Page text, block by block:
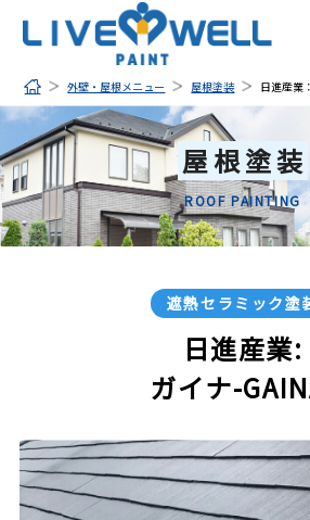
外壁・屋根メニュー 屋根塗装 日進産業
屋根塗装
ROOF PAINTING
遮熱セラミック塗
日進産業:
ガイナ-